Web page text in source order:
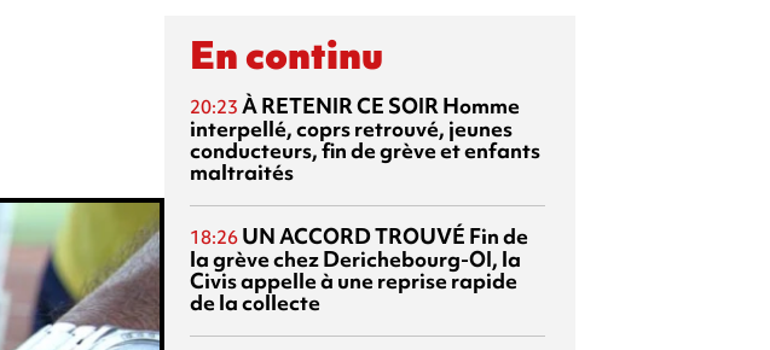
En continu
20:23 À RETENIR CE SOIR Homme
interpellé, coprs retrouvé, jeunes
conducteurs, fin de grève et enfants
maltraités
18:26 UN ACCORD TROUVÉ Fin de
la grève chez Derichebourg-OI, la
Civis appelle à une reprise rapide
de la collecte